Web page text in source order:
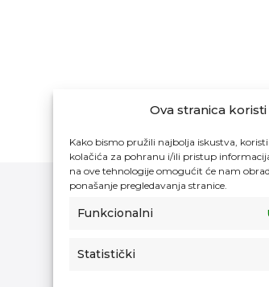
Ova stranica
Kako bismo pružili najbolja iskustva,
kolačića za pohranu i/ili pristup
na ove tehnologije omogućit će nam
ponašanje pregledavanja stranice.
Funkcionalni
Statistički
Pristup informacijama